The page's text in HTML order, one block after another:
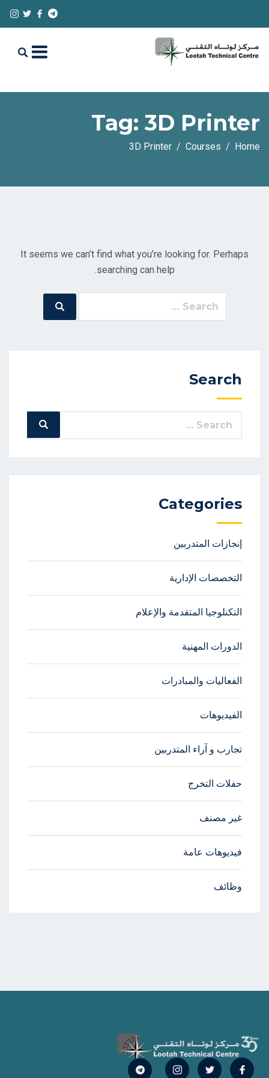
Tag: 3D Printer
Home
Courses
3D Printer
It seems we can’t find what you’re looking for. Perhaps
searching can help.
Search
Search
Search
Search
Categories
إنجازات المتدربين
التخصصات الإدارية
التكنلوجيا المتقدمة والإعلام
الدورات المهنية
الفعاليات والمبادرات
الفيديوهات
تجارب و آراء المتدربين
حفلات التخرج
غير مصنف
فيديوهات عامة
وظائف